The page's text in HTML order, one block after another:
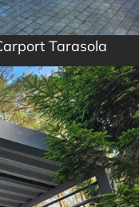
Tarasola